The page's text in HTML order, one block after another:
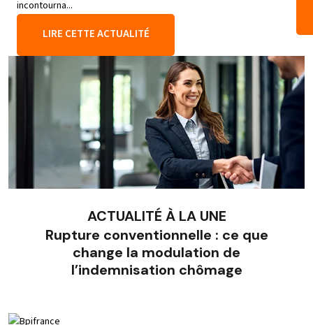
incontourna...
LIRE CETTE ACTUALITÉ
ACTUALITÉ À LA UNE
Rupture conventionnelle : ce que
change la modulation de
l’indemnisation chômage